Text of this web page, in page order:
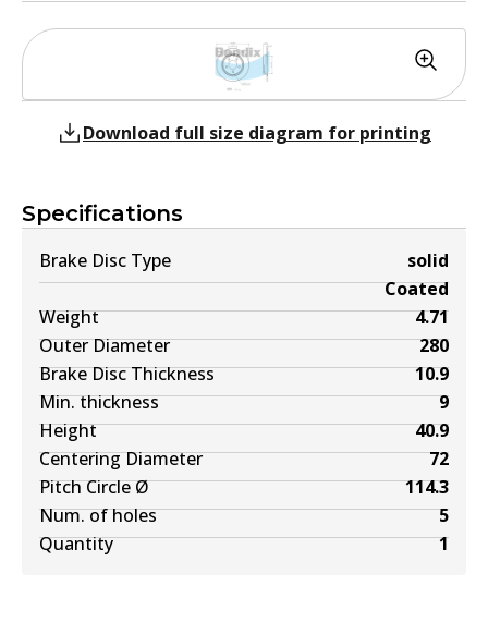
Specifications
Brake Disc Type
solid
Coated
Weight
4.71
Outer Diameter
280
Brake Disc Thickness
10.9
Min. thickness
9
Height
40.9
Centering Diameter
72
Pitch Circle Ø
114.3
Num. of holes
5
Quantity
1
Download full size diagram for printing